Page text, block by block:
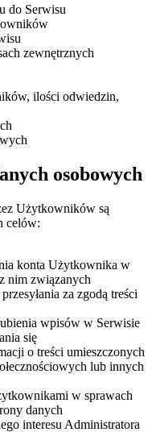
do Serwisu
zewnętrznych
ilości odwiedzin,
osobowych
Użytkowników są
celów:
konta Użytkownika w
nim związanych
za zgodą treści
wpisów w Serwisie
się
o treści umieszczonych
lub innych
w sprawach
danych
interesu Administratora